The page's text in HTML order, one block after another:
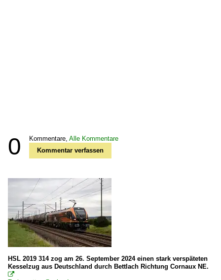
0 Kommentare, Alle Kommentare
Kommentar verfassen
HSL 2019 314 zog am 26. September 2024 einen stark verspäteten
Kesselzug aus Deutschland durch Bettlach Richtung Cornaux NE.
